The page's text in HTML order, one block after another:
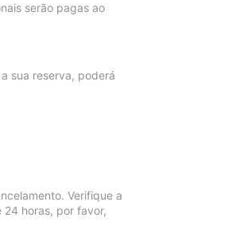
serão pagas ao
sua reserva, poderá
Verifique a
horas, por favor,